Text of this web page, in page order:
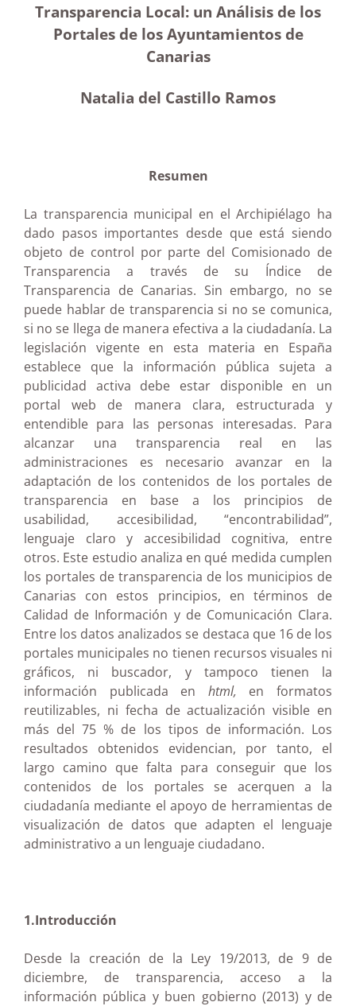
Transparencia Local: un Análisis de los
Portales de los Ayuntamientos de
Canarias
Natalia del Castillo Ramos
Resumen
La transparencia municipal en el Archipiélago ha
dado pasos importantes desde que está siendo
objeto de control por parte del Comisionado de
Transparencia a través de su Índice de
Transparencia de Canarias. Sin embargo, no se
puede hablar de transparencia si no se comunica,
si no se llega de manera efectiva a la ciudadanía. La
legislación vigente en esta materia en España
establece que la información pública sujeta a
publicidad activa debe estar disponible en un
portal web de manera clara, estructurada y
entendible para las personas interesadas. Para
alcanzar una transparencia real en las
administraciones es necesario avanzar en la
adaptación de los contenidos de los portales de
transparencia en base a los principios de
usabilidad, accesibilidad, “encontrabilidad”,
lenguaje claro y accesibilidad cognitiva, entre
otros. Este estudio analiza en qué medida cumplen
los portales de transparencia de los municipios de
Canarias con estos principios, en términos de
Calidad de Información y de Comunicación Clara.
Entre los datos analizados se destaca que 16 de los
portales municipales no tienen recursos visuales ni
gráficos, ni buscador, y tampoco tienen la
información publicada en html, en formatos
reutilizables, ni fecha de actualización visible en
más del 75 % de los tipos de información. Los
resultados obtenidos evidencian, por tanto, el
largo camino que falta para conseguir que los
contenidos de los portales se acerquen a la
ciudadanía mediante el apoyo de herramientas de
visualización de datos que adapten el lenguaje
administrativo a un lenguaje ciudadano.
1.Introducción
Desde la creación de la Ley 19/2013, de 9 de
diciembre, de transparencia, acceso a la
información pública y buen gobierno (2013) y de